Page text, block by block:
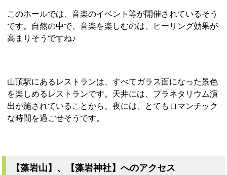
このホールでは、音楽のイベント等が開催されているそう
です。自然の中で、音楽を楽しむのは、ヒーリング効果が
高まりそうですね♪
山頂駅にあるレストランは、すべてガラス面になった景色
を楽しめるレストランです。天井には、プラネタリウム演
出が施されていることから、夜には、とてもロマンチック
な時間を過ごせそうです。
【藻岩山】、【藻岩神社】へのアクセス